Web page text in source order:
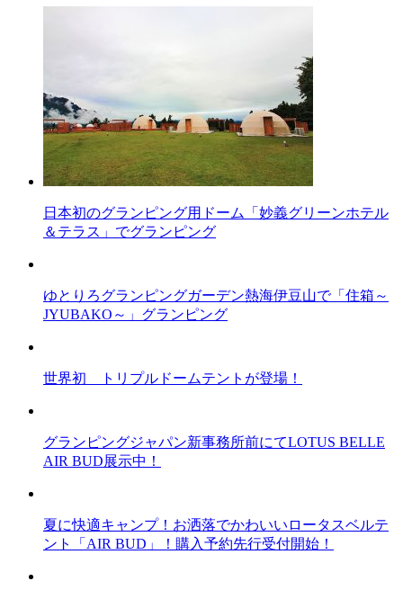
日本初のグランピング用ドーム「妙義グリーンホテル
＆テラス」でグランピング
ゆとりろグランピングガーデン熱海伊豆山で「住箱～
JYUBAKO～」グランピング
世界初 トリプルドームテントが登場！
グランピングジャパン新事務所前にてLOTUS BELLE
AIR BUD展示中！
夏に快適キャンプ！お洒落でかわいいロータスベルテ
ント「AIR BUD」！購入予約先行受付開始！